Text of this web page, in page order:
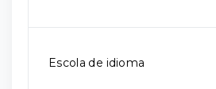
Escola de idioma